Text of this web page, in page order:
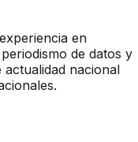
en
de datos y
nacional